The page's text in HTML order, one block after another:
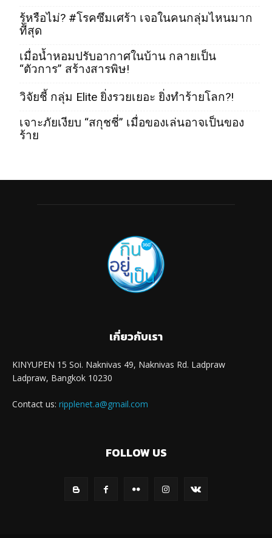
รู้หรือไม่? #โรคซึมเศร้า เจอในคนกลุ่มไหนมาก
ที่สุด
เมื่อน้ำหอมปรับอากาศในบ้าน กลายเป็น
“ตัวการ” สร้างสารพิษ!
วิจัยชี้ กลุ่ม Elite ยิ่งรวยเยอะ ยิ่งทำร้ายโลก?!
เจาะภัยเงียบ “สกุชชี่” เมื่อของเล่นอาจเป็นของ
ร้าย
เกี่ยวกับเรา
KINYUPEN 15 Soi. Naknivas 49, Naknivas Rd. Ladpraw
Ladpraw, Bangkok 10230
Contact us: ripplenet.a@gmail.com
FOLLOW US